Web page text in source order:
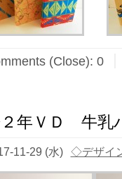
(Close): 0
年ＶＤ 牛乳
11-29 (水) ◇デザイ